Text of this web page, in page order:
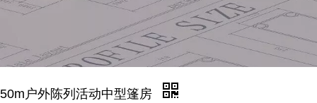
户外陈列活动中型篷房